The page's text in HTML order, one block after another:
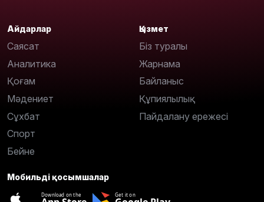
Айдарлар
Саясат
Аналитика
Қоғам
Мәдениет
Сұхбат
Спорт
Бейне
Қызмет
Біз туралы
Жарнама
Байланыс
Құпиялылық
Пайдалану ережесі
Мобильді қосымшалар
Download on the Get it on